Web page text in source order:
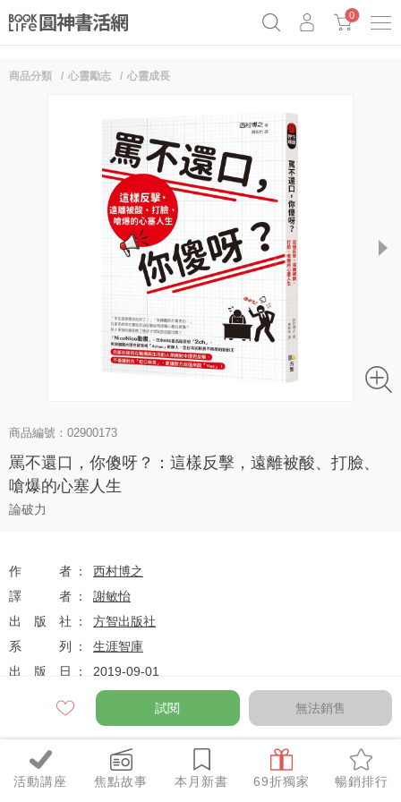
0
活動講座 焦點故事 本月新書 69折獨家 暢銷排行
商品分類 心靈勵志 心靈成長
next
商品編號：02900173
罵不還口，你傻呀？：這樣反擊，遠離被酸、打臉、
嗆爆的心塞人生
論破力
作者
西村博之
譯者
謝敏怡
出版社
方智出版社
系列
生涯智庫
出版日
2019-09-01
定價 $250
優惠價 79折$198元
試閱 無法銷售